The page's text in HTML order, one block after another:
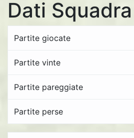
Dati Squadra
Partite giocate
Partite vinte
Partite pareggiate
Partite perse